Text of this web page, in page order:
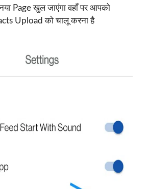
Page खुल जाएंगा वहाँ पर आपको
Upload को चालू करना है